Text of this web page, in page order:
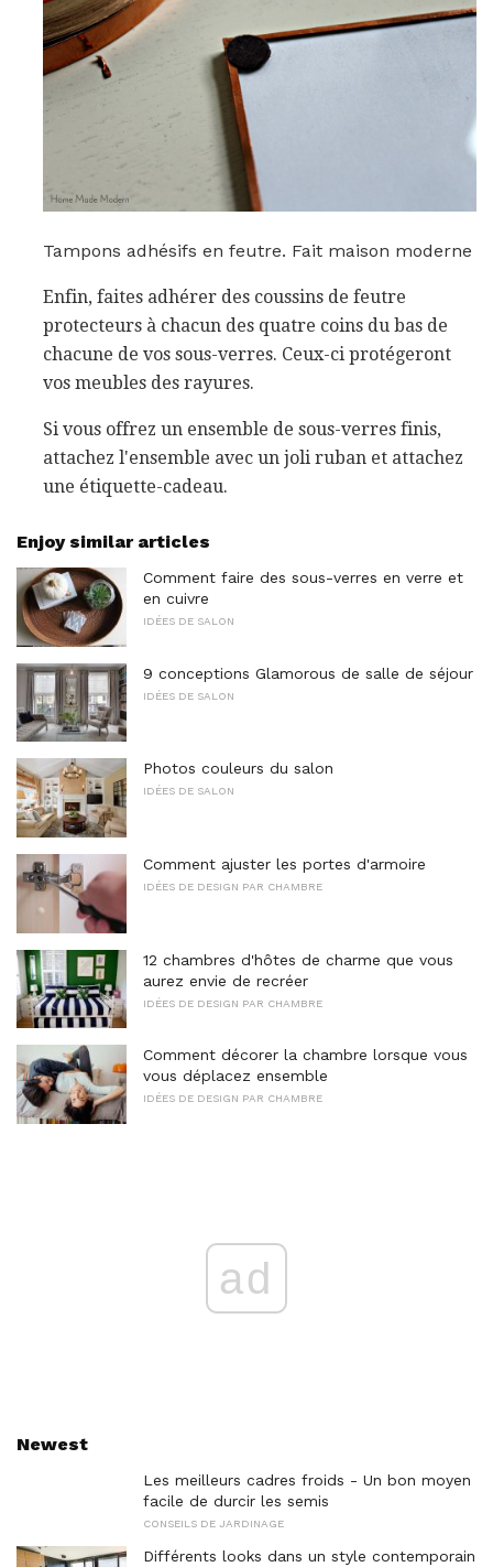
Tampons adhésifs en feutre. Fait maison moderne
Enfin, faites adhérer des coussins de feutre
protecteurs à chacun des quatre coins du bas de
chacune de vos sous-verres. Ceux-ci protégeront
vos meubles des rayures.
Si vous offrez un ensemble de sous-verres finis,
attachez l'ensemble avec un joli ruban et attachez
une étiquette-cadeau.
Enjoy similar articles
Comment faire des sous-verres en verre et
en cuivre
IDÉES DE SALON
9 conceptions Glamorous de salle de séjour
IDÉES DE SALON
Photos couleurs du salon
IDÉES DE SALON
Comment ajuster les portes d'armoire
IDÉES DE DESIGN PAR CHAMBRE
12 chambres d'hôtes de charme que vous
aurez envie de recréer
IDÉES DE DESIGN PAR CHAMBRE
Comment décorer la chambre lorsque vous
vous déplacez ensemble
IDÉES DE DESIGN PAR CHAMBRE
ad
Newest
Les meilleurs cadres froids - Un bon moyen
facile de durcir les semis
CONSEILS DE JARDINAGE
Différents looks dans un style contemporain